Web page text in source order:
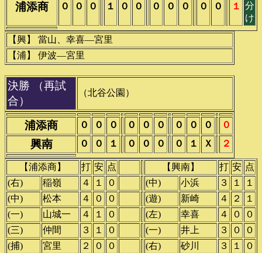
分
け
浦添商 ０ ０ ０ １ ０ ０ ０ ０ ０ ０ ０ １
【興】 當山、幸喜―宮里
【浦】 伊波―宮里
決勝 （再試
合）
（北谷公園）
浦添商 ０ ０ ０ ０ ０ ０ ０ ０ ０ ０
興南 ０ ０ １ ０ ０ ０ ０ １ Ｘ ２
【浦添商】 打 安 点 【興南】 打 安 点
(右)
稲嶺 ４ １ ０ (中) 小浜 ３ １
１
(中)
松本 ４ ０ ０ (遊) 新崎 ４ ２
１
(一)
山城一 ４ １ ０ (左) 幸喜 ４ ０
０
(三)
仲間 ３ １ ０ (一) 井上 ３ ０
０
(捕)
宮里 ２ ０ ０ (右) 砂川 ３ １
０